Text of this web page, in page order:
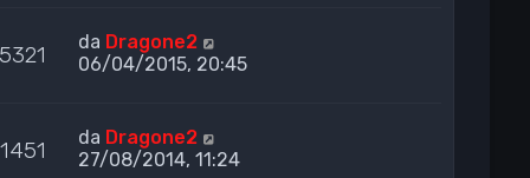
da Dragone2
06/04/2015, 20:45
da Dragone2
27/08/2014, 11:24